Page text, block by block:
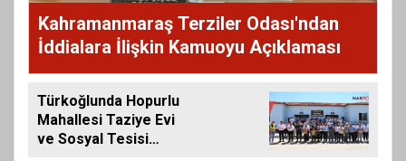
Kahramanmaraş Terziler Odası'ndan
İddialara İlişkin Kamuoyu Açıklaması
Türkoğlunda Hopurlu
Mahallesi Taziye Evi
ve Sosyal Tesisi